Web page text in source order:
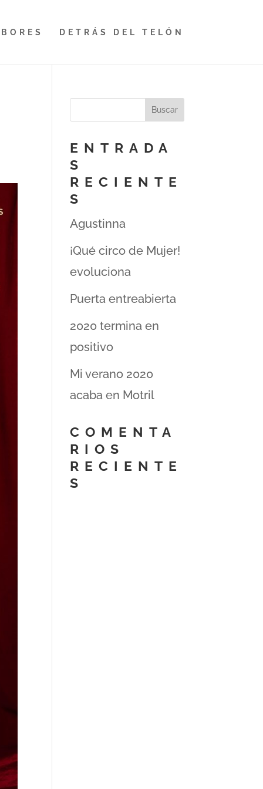
DETRÁS DEL TELÓN
ENTRADA
S
RECIENTE
S
Agustinna
¡Qué circo de Mujer!
evoluciona
Puerta entreabierta
2020 termina en
positivo
Mi verano 2020
acaba en Motril
COMENTA
RIOS
RECIENTE
S